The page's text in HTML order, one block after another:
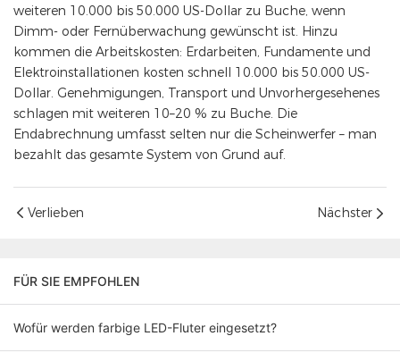
weiteren 10.000 bis 50.000 US-Dollar zu Buche, wenn
Dimm- oder Fernüberwachung gewünscht ist. Hinzu
kommen die Arbeitskosten: Erdarbeiten, Fundamente und
Elektroinstallationen kosten schnell 10.000 bis 50.000 US-
Dollar. Genehmigungen, Transport und Unvorhergesehenes
schlagen mit weiteren 10–20 % zu Buche. Die
Endabrechnung umfasst selten nur die Scheinwerfer – man
bezahlt das gesamte System von Grund auf.
Verlieben Nächster
FÜR SIE EMPFOHLEN
Wofür werden farbige LED-Fluter eingesetzt?